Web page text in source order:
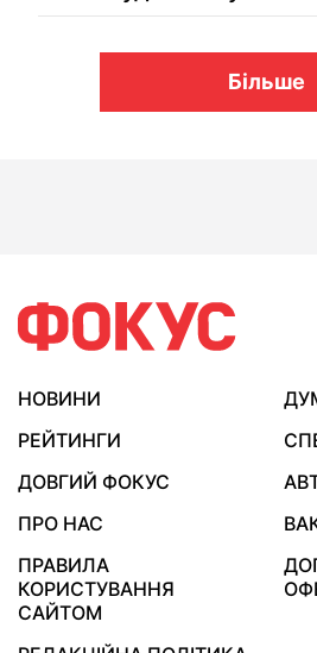
Більше
НОВИНИ
РЕЙТИНГИ
ДОВГИЙ ФОКУС
ПРО НАС
ПРАВИЛА
КОРИСТУВАННЯ
САЙТОМ